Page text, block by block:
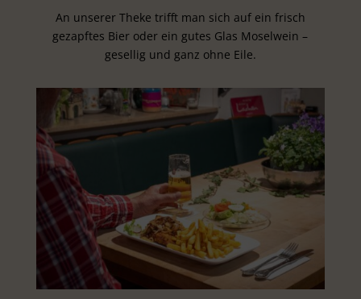
An unserer Theke trifft man sich auf ein frisch
gezapftes Bier oder ein gutes Glas Moselwein –
gesellig und ganz ohne Eile.